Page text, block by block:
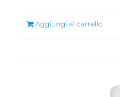
Aggiungi al carrello